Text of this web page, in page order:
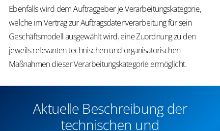
Ebenfalls wird dem Auftraggeber je Verarbeitungskategorie,
welche im Vertrag zur Auftragsdatenverarbeitung für sein
Geschäftsmodell ausgewählt wird, eine Zuordnung zu den
jeweils relevanten technischen und organisatorischen
Maßnahmen dieser Verarbeitungskategorie ermöglicht.
Aktuelle Beschreibung der
technischen und